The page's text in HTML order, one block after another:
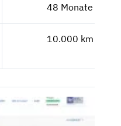
48 Monate
10.000 km